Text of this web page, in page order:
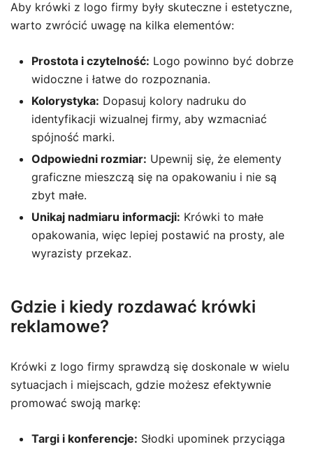
Aby krówki z logo firmy były skuteczne i estetyczne,
warto zwrócić uwagę na kilka elementów:
Prostota i czytelność: Logo powinno być dobrze
widoczne i łatwe do rozpoznania.
Kolorystyka: Dopasuj kolory nadruku do
identyfikacji wizualnej firmy, aby wzmacniać
spójność marki.
Odpowiedni rozmiar: Upewnij się, że elementy
graficzne mieszczą się na opakowaniu i nie są
zbyt małe.
Unikaj nadmiaru informacji: Krówki to małe
opakowania, więc lepiej postawić na prosty, ale
wyrazisty przekaz.
Gdzie i kiedy rozdawać krówki
reklamowe?
Krówki z logo firmy sprawdzą się doskonale w wielu
sytuacjach i miejscach, gdzie możesz efektywnie
promować swoją markę:
Targi i konferencje: Słodki upominek przyciąga